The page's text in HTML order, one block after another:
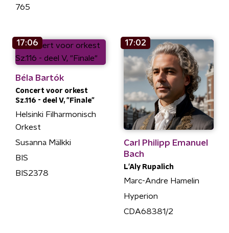
765
17:06
Béla Bartók
Concert voor orkest
Sz.116 - deel V, "Finale"
Helsinki Filharmonisch
Orkest
Susanna Mälkki
BIS
BIS2378
17:02
Carl Philipp Emanuel
Bach
L'Aly Rupalich
Marc-Andre Hamelin
Hyperion
CDA68381/2